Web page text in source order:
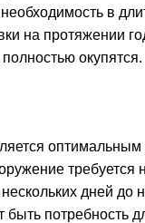
в
на протяжении
окупятся.
требуется
дней до
потребность